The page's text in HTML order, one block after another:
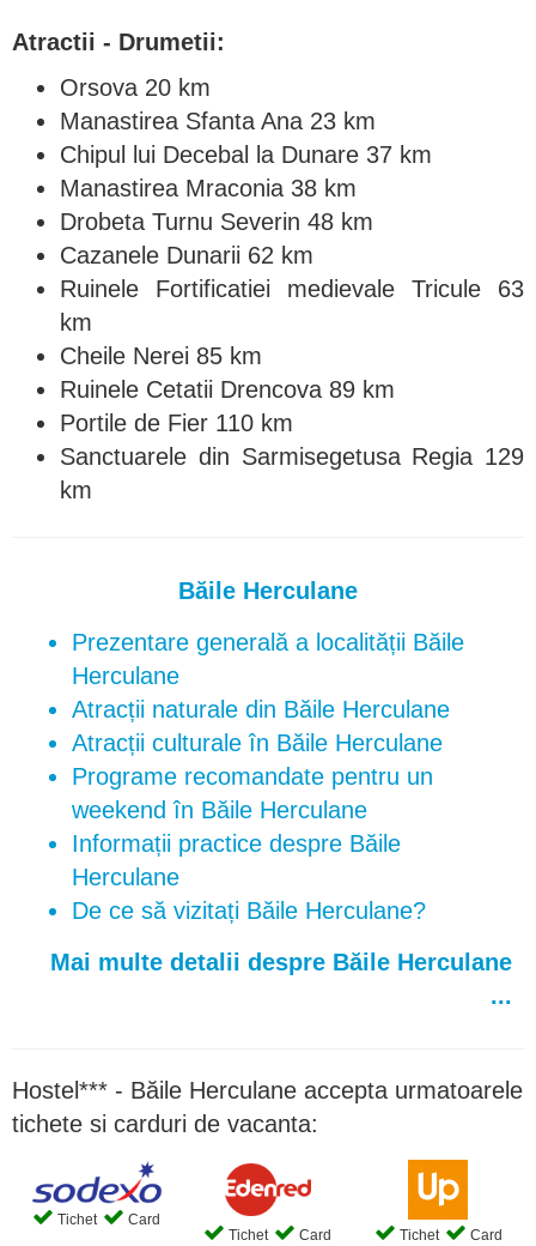
Atractii - Drumetii:
Orsova 20 km
Manastirea Sfanta Ana 23 km
Chipul lui Decebal la Dunare 37 km
Manastirea Mraconia 38 km
Drobeta Turnu Severin 48 km
Cazanele Dunarii 62 km
Ruinele Fortificatiei medievale Tricule 63
km
Cheile Nerei 85 km
Ruinele Cetatii Drencova 89 km
Portile de Fier 110 km
Sanctuarele din Sarmisegetusa Regia 129
km
Băile Herculane
Prezentare generală a localității Băile
Herculane
Atracții naturale din Băile Herculane
Atracții culturale în Băile Herculane
Programe recomandate pentru un
weekend în Băile Herculane
Informații practice despre Băile
Herculane
De ce să vizitați Băile Herculane?
Mai multe detalii despre Băile Herculane
...
Hostel*** - Băile Herculane accepta urmatoarele
tichete si carduri de vacanta:
Tichet
Card
Tichet
Card Tichet Card